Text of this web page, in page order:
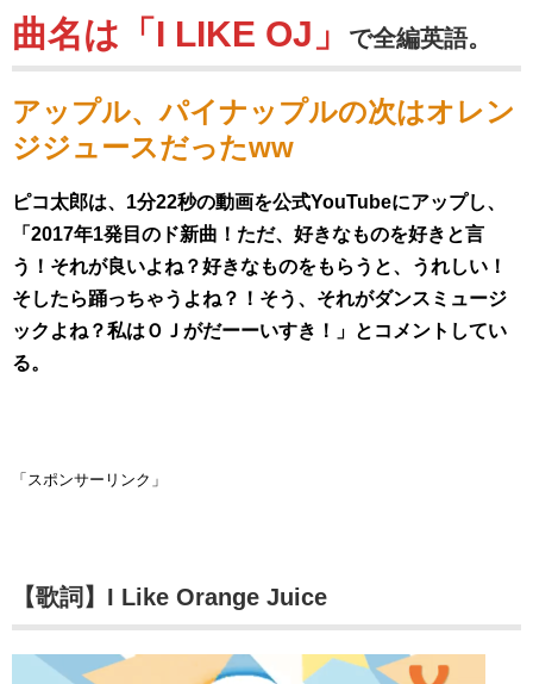
曲名は「I LIKE OJ」 で全編英語。
アップル、パイナップルの次はオレン
ジジュースだったww
ピコ太郎は、1分22秒の動画を公式YouTubeにアップし、
「2017年1発目のド新曲！ただ、好きなものを好きと言
う！それが良いよね？好きなものをもらうと、うれしい！
そしたら踊っちゃうよね？！そう、それがダンスミュージ
ックよね？私はＯＪがだーーいすき！」とコメントしてい
る。
「スポンサーリンク」
【歌詞】I Like Orange Juice